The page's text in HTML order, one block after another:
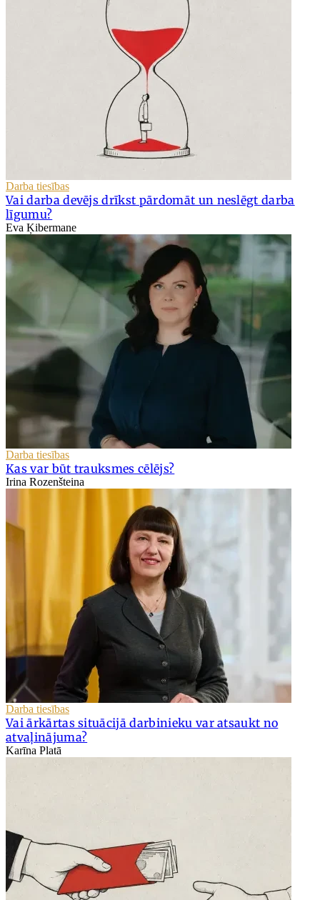
Darba tiesības
Vai darba devējs drīkst pārdomāt un neslēgt darba
līgumu?
Eva Ķibermane
Darba tiesības
Kas var būt trauksmes cēlējs?
Irina Rozenšteina
Darba tiesības
Vai ārkārtas situācijā darbinieku var atsaukt no
atvaļinājuma?
Karīna Platā